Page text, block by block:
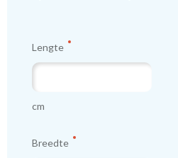
Laat voor aangename
kindergordijnen voeren: een verschil
Lengte
cm
Breedte